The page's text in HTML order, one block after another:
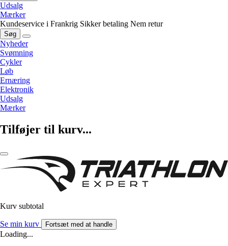
Udsalg
Mærker
Kundeservice i Frankrig Sikker betaling Nem retur
Søg
Nyheder
Svømning
Cykler
Løb
Ernæring
Elektronik
Udsalg
Mærker
Tilføjer til kurv...
Kurv subtotal
Se min kurv Fortsæt med at handle
Loading...